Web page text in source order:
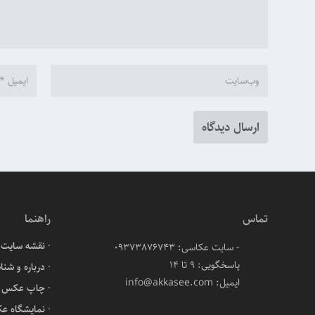
تماس
- سایت عکاسی: 09373876743
پاسخگویی: ۹ تا ۱۴
ایمیل: info@akkasee.com
راهنما
نقشه سایت
درباره و
چاپ عکس
نمایشگاه